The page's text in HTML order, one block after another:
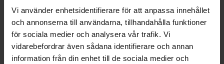
Vi använder enhetsidentifierare för att anpassa innehållet
och annonserna till användarna, tillhandahålla funktioner
för sociala medier och analysera vår trafik. Vi
vidarebefordrar även sådana identifierare och annan
information från din enhet till de sociala medier och